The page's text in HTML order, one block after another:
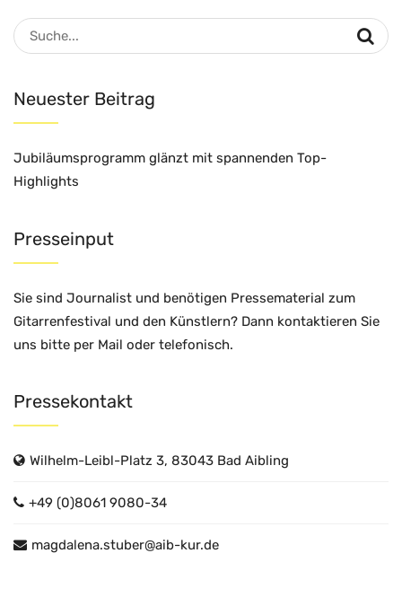
Suche
nach:
Neuester Beitrag
Jubiläumsprogramm glänzt mit spannenden Top-
Highlights
Presseinput
Sie sind Journalist und benötigen Pressematerial zum
Gitarrenfestival und den Künstlern? Dann kontaktieren Sie
uns bitte per Mail oder telefonisch.
Pressekontakt
Wilhelm-Leibl-Platz 3, 83043 Bad Aibling
+49 (0)8061 9080-34
magdalena.stuber@aib-kur.de